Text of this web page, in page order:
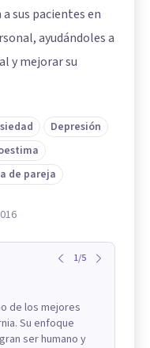
sus pacientes en
ayudándoles a
y mejorar su
Depresión
de pareja
1/5
de los mejores
Su enfoque
ser humano y